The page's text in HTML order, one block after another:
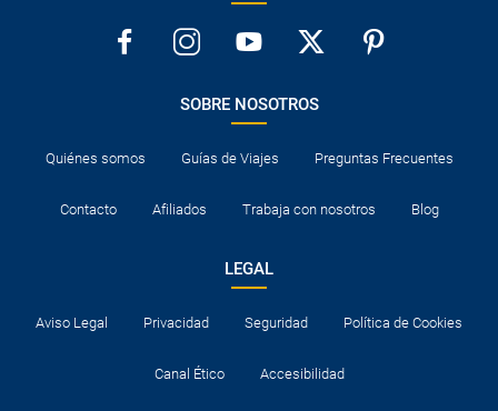
SOBRE NOSOTROS
Quiénes somos Guías de Viajes Preguntas Frecuentes
Contacto Afiliados Trabaja con nosotros Blog
LEGAL
Aviso Legal Privacidad Seguridad Política de Cookies
Canal Ético Accesibilidad